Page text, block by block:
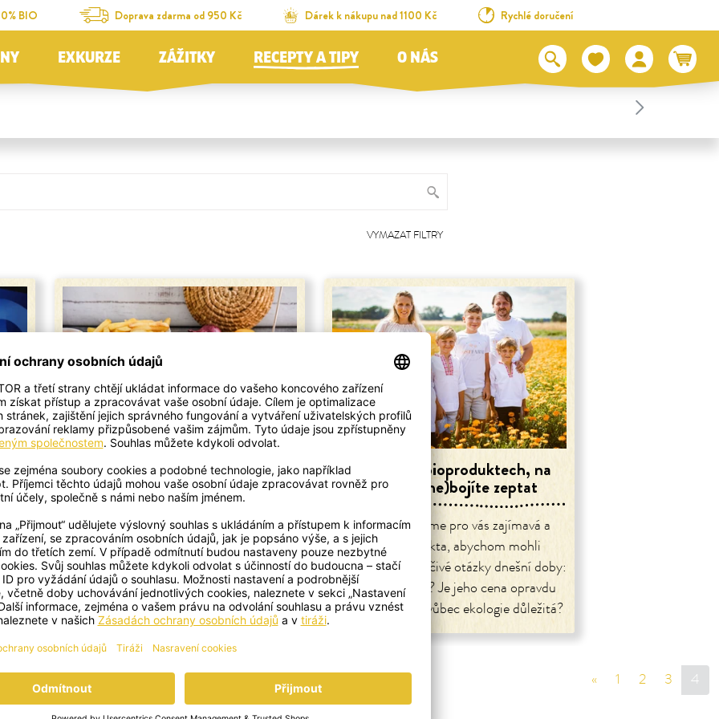
BIO Doprava zdarma od 950 Kč Dárek k nákupu nad 1100 Kč Rychlé doručení
EXKURZE ZÁŽITKY RECEPTY A TIPY O NÁS
VYMAZAT FILTRY
od Burgery od A do Z
Burgery už dávno nepatří jen do fast
foodů! Vyzkoušejte naše lahodné,
zdravější variace.
6 otázek o bioproduktech, na
které se (ne)bojíte zeptat
Shromáždili jsme pro vás zajímavá a
významná fakta, abychom mohli
odpovědět na palčivé otázky dnešní doby:
Dává bio smysl? Je jeho cena opravdu
vysoká? Proč je vůbec ekologie důležitá?
« sr.page.previous
1 2 3 4